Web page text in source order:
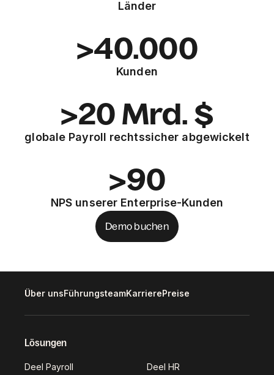
Länder
>40.000
Kunden
>20 Mrd. $
globale Payroll rechtssicher abgewickelt
>90
NPS unserer Enterprise-Kunden
Demo buchen
Über unsFührungsteamKarrierePreise
Lösungen
Deel Payroll Deel HR